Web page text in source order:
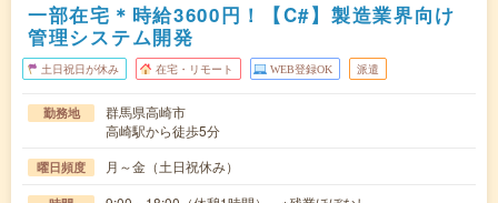
一部在宅＊時給3600円！【C#】製造業界向け
管理システム開発
土日祝日が休み 在宅・リモート WEB登録OK 派遣
勤務地
群馬県高崎市
高崎駅から徒歩5分
曜日頻度 月～金（土日祝休み）